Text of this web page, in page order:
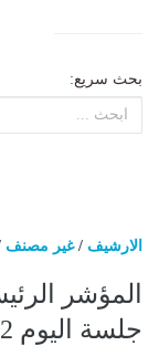
بحث سريع:
الارشيف /غير مصنف
المؤشر
جلسة اليوم 2-9-2025